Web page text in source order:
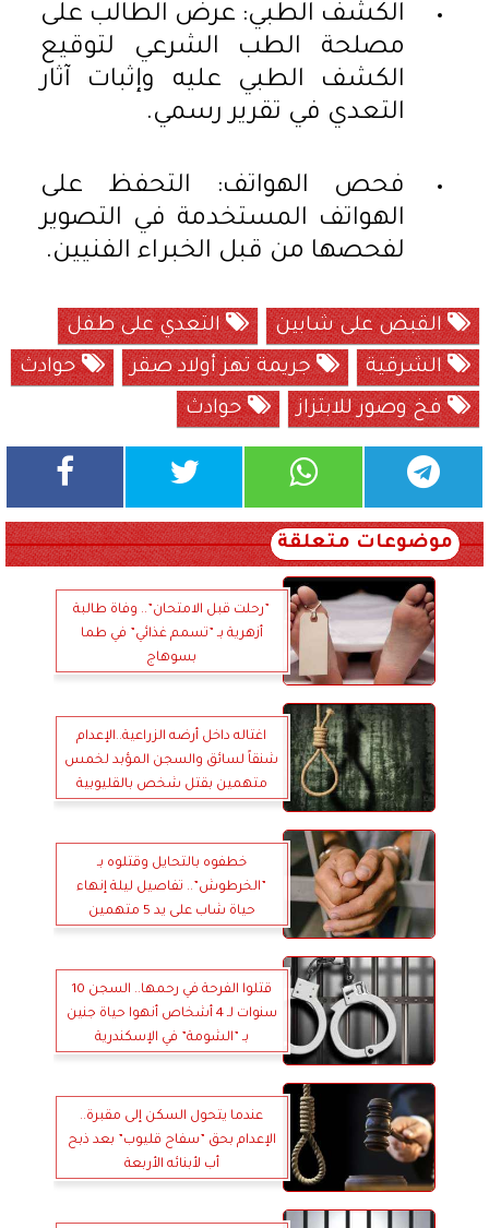
الكشف الطبي: عرض الطالب على
مصلحة الطب الشرعي لتوقيع
الكشف الطبي عليه وإثبات آثار
التعدي في تقرير رسمي.
فحص الهواتف: التحفظ على
الهواتف المستخدمة في التصوير
لفحصها من قبل الخبراء الفنيين.
القبض على شابين
التعدي على طفل
الشرقية
جريمة تهز أولاد صقر
حوادث
فخ وصور للابتزاز
حوادث
موضوعات متعلقة
”رحلت قبل الامتحان”.. وفاة طالبة
أزهرية بـ ”تسمم غذائي” في طما
بسوهاج
اغتاله داخل أرضه الزراعية..الإعدام
شنقاً لسائق والسجن المؤبد لخمس
متهمين بقتل شخص بالقليوبية
خطفوه بالتحايل وقتلوه بـ
”الخرطوش”.. تفاصيل ليلة إنهاء
حياة شاب على يد 5 متهمين
قتلوا الفرحة في رحمها.. السجن 10
سنوات لـ 4 أشخاص أنهوا حياة جنين
بـ ”الشومة” في الإسكندرية
عندما يتحول السكن إلى مقبرة..
الإعدام بحق ”سفاح قليوب” بعد ذبح
أب لأبنائه الأربعة